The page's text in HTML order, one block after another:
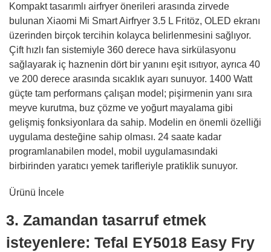
Kompakt tasarımlı airfryer önerileri arasında zirvede
bulunan Xiaomi Mi Smart Airfryer 3.5 L Fritöz, OLED ekranı
üzerinden birçok tercihin kolayca belirlenmesini sağlıyor.
Çift hızlı fan sistemiyle 360 derece hava sirkülasyonu
sağlayarak iç haznenin dört bir yanını eşit ısıtıyor, ayrıca 40
ve 200 derece arasında sıcaklık ayarı sunuyor. 1400 Watt
güçte tam performans çalışan model; pişirmenin yanı sıra
meyve kurutma, buz çözme ve yoğurt mayalama gibi
gelişmiş fonksiyonlara da sahip. Modelin en önemli özelliği
uygulama desteğine sahip olması. 24 saate kadar
programlanabilen model, mobil uygulamasındaki
birbirinden yaratıcı yemek tarifleriyle pratiklik sunuyor.
Ürünü İncele
3. Zamandan tasarruf etmek
isteyenlere: Tefal EY5018 Easy Fry